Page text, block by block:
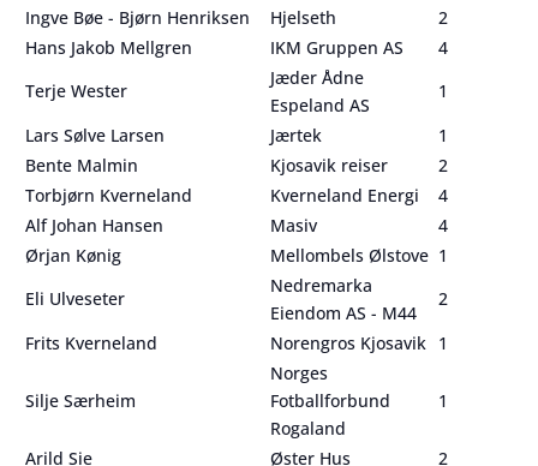
Ingve Bøe - Bjørn Henriksen
Hjelseth
2
Hans Jakob Mellgren
IKM Gruppen AS
4
Terje Wester
Jæder Ådne
Espeland AS
1
Lars Sølve Larsen
Jærtek
1
Bente Malmin
Kjosavik reiser
2
Torbjørn Kverneland
Kverneland Energi
4
Alf Johan Hansen
Masiv
4
Ørjan Kønig
Mellombels Ølstove 1
Eli Ulveseter
Nedremarka
Eiendom AS - M44
2
Frits Kverneland
Norengros Kjosavik 1
Silje Særheim
Norges
Fotballforbund
Rogaland
1
Arild Sie Øster Hus
2